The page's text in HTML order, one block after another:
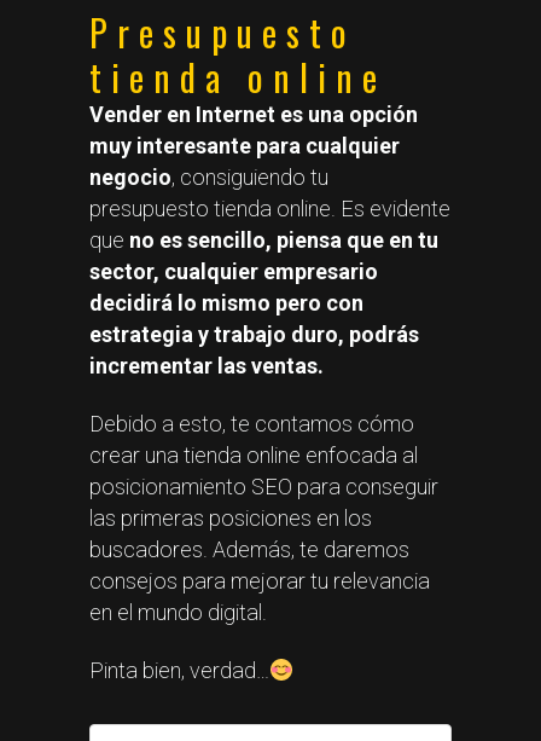
Presupuesto
tienda online
Vender en Internet es una opción
muy interesante para cualquier
negocio, consiguiendo tu
presupuesto tienda online. Es evidente
que no es sencillo, piensa que en tu
sector, cualquier empresario
decidirá lo mismo pero con
estrategia y trabajo duro, podrás
incrementar las ventas.
Debido a esto, te contamos cómo
crear una tienda online enfocada al
posicionamiento SEO para conseguir
las primeras posiciones en los
buscadores. Además, te daremos
consejos para mejorar tu relevancia
en el mundo digital.
Pinta bien, verdad…